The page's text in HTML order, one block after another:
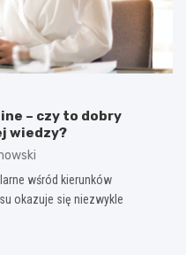
– czy to dobry
wiedzy?
wśród kierunków
okazuje się niezwykle